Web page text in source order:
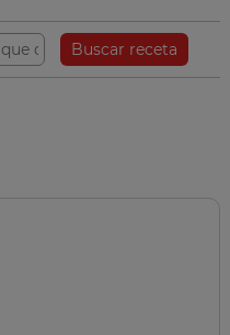
Buscar receta